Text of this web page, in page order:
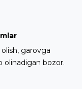
garovga
olinadigan bozor.